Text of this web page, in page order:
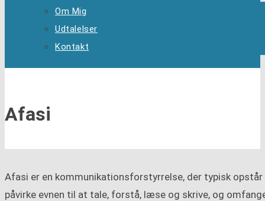
Om Mig
Udtalelser
Kontakt
Afasi
Afasi er en kommunikationsforstyrrelse, der typisk
påvirke evnen til at tale, forstå, læse og skrive, og